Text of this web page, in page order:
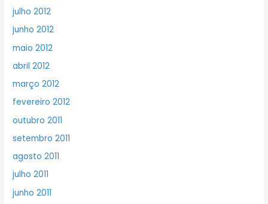
julho 2012
junho 2012
maio 2012
abril 2012
março 2012
fevereiro 2012
outubro 2011
setembro 2011
agosto 2011
julho 2011
junho 2011